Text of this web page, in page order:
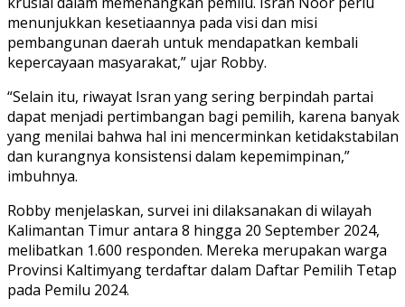
menunjukkan kesetiaannya pada visi dan misi
pembangunan daerah untuk mendapatkan kembali
kepercayaan masyarakat,” ujar Robby.
“Selain itu, riwayat Isran yang sering berpindah partai
dapat menjadi pertimbangan bagi pemilih, karena banyak
yang menilai bahwa hal ini mencerminkan ketidakstabilan
dan kurangnya konsistensi dalam kepemimpinan,”
imbuhnya.
Robby menjelaskan, survei ini dilaksanakan di wilayah
Kalimantan Timur antara 8 hingga 20 September 2024,
melibatkan 1.600 responden. Mereka merupakan warga
Provinsi Kaltimyang terdaftar dalam Daftar Pemilih Tetap
pada Pemilu 2024.